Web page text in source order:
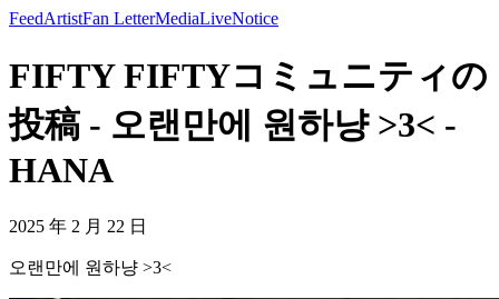
FeedArtistFan LetterMediaLiveNotice
FIFTY FIFTYコミュニティの
投稿 - 오랜만에 원하냥 >3< -
HANA
2025 年 2 月 22 日
오랜만에 원하냥 >3<